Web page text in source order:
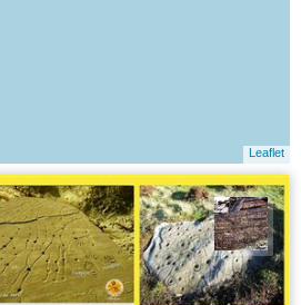
Leaflet
محمد ناصری فرد